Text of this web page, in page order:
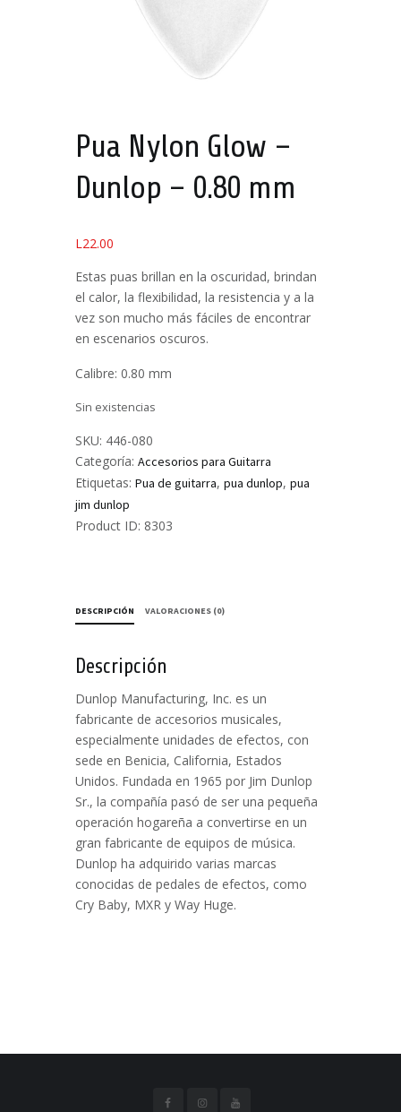
Pua Nylon Glow –
Dunlop – 0.80 mm
L22.00
Estas puas brillan en la oscuridad, brindan
el calor, la flexibilidad, la resistencia y a la
vez son mucho más fáciles de encontrar
en escenarios oscuros.
Calibre: 0.80 mm
Sin existencias
SKU: 446-080
Categoría: Accesorios para Guitarra
Etiquetas: Pua de guitarra, pua dunlop, pua
jim dunlop
Product ID: 8303
DESCRIPCIÓN VALORACIONES (0)
Descripción
Dunlop Manufacturing, Inc. es un
fabricante de accesorios musicales,
especialmente unidades de efectos, con
sede en Benicia, California, Estados
Unidos. Fundada en 1965 por Jim Dunlop
Sr., la compañía pasó de ser una pequeña
operación hogareña a convertirse en un
gran fabricante de equipos de música.
Dunlop ha adquirido varias marcas
conocidas de pedales de efectos, como
Cry Baby, MXR y Way Huge.